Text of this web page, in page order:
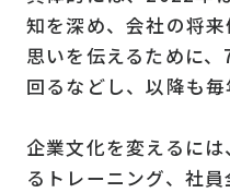
知を深め、会社の将
思いを伝えるために
回るなどし、以降も毎
企業文化を変えるに
るトレーニング、社